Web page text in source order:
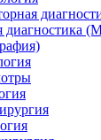
диагностика